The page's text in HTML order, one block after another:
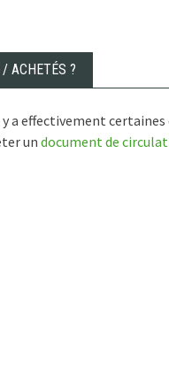
ACHETÉS ?
y a effectivement
un document de